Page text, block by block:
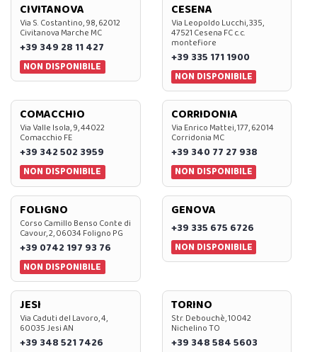
CIVITANOVA
Via S. Costantino, 98, 62012
Civitanova Marche MC
+39 349 28 11 427
NON DISPONIBILE
CESENA
Via Leopoldo Lucchi, 335,
47521 Cesena FC c.c.
montefiore
+39 335 171 1900
NON DISPONIBILE
COMACCHIO
Via Valle Isola, 9, 44022
Comacchio FE
+39 342 502 3959
NON DISPONIBILE
CORRIDONIA
Via Enrico Mattei, 177, 62014
Corridonia MC
+39 340 77 27 938
NON DISPONIBILE
FOLIGNO
Corso Camillo Benso Conte di
Cavour, 2, 06034 Foligno PG
+39 0742 197 93 76
NON DISPONIBILE
GENOVA
+39 335 675 6726
NON DISPONIBILE
JESI
Via Caduti del Lavoro, 4,
60035 Jesi AN
+39 348 521 7426
TORINO
Str. Debouchè, 10042
Nichelino TO
+39 348 584 5603